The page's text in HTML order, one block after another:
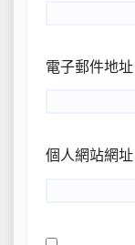
電子郵件地址
個人網站網址